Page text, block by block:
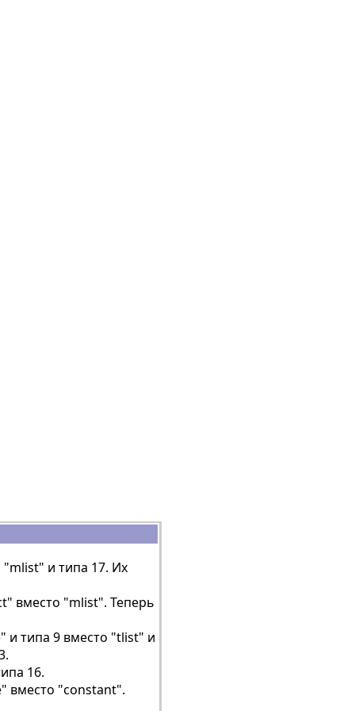
и типа 17. Их
вместо "mlist". Теперь
и типа 9 вместо "tlist" и
16.
вместо "constant".